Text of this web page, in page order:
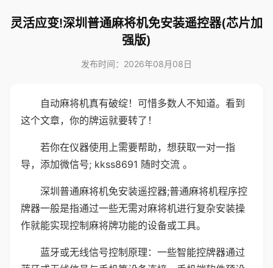
灵活应变!深圳普通麻将机免安装遥控器(芯片加
强版)
发布时间：2026年08月08日
自动麻将机真有破绽！可惜多数人不知道。看到
这个文章，你的牌运就要转了！
若你在仪器使用上需要帮助，想获取一对一指
导，添加微信号; kkss8691 随时交流 。
深圳普通麻将机免安装遥控器;普通麻将机程序控
牌器一般是指通过一些无需对麻将机进行复杂安装操
作就能实现控制麻将牌功能的设备或工具。
蓝牙或无线信号控制原理：一些智能控牌器通过